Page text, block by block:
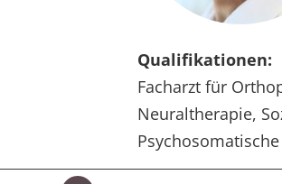
Qualifikationen:
Facharzt für
Neuraltherapie,